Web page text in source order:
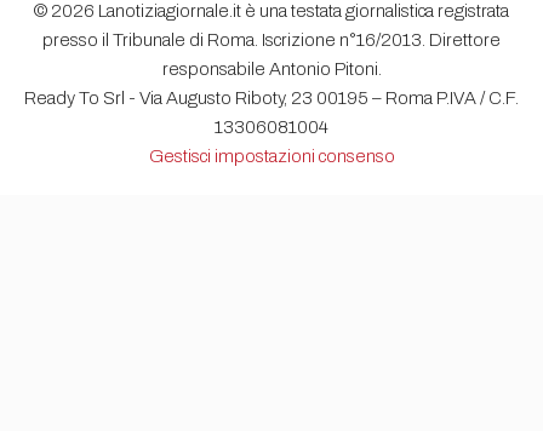
© 2026 Lanotiziagiornale.it è una testata giornalistica registrata
presso il Tribunale di Roma. Iscrizione n°16/2013. Direttore
responsabile Antonio Pitoni.
Ready To Srl - Via Augusto Riboty, 23 00195 – Roma P.IVA / C.F.
13306081004
Gestisci impostazioni consenso